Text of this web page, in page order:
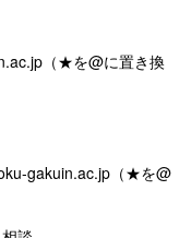
（★を@に置き換
gakuin.ac.jp（★を@